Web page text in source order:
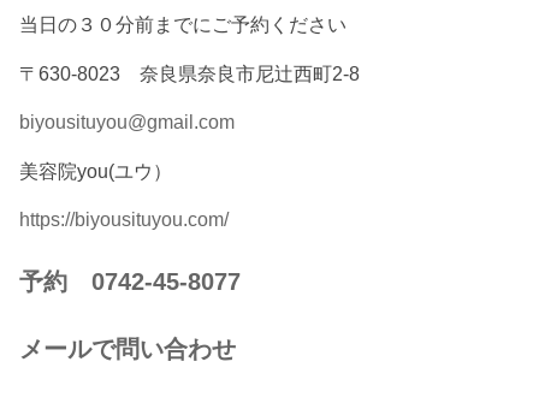
当日の３０分前までにご予約ください
〒630-8023 奈良県奈良市尼辻西町2-8
biyousituyou@gmail.com
美容院you(ユウ）
https://biyousituyou.com/
予約 0742-45-8077
メールで問い合わせ